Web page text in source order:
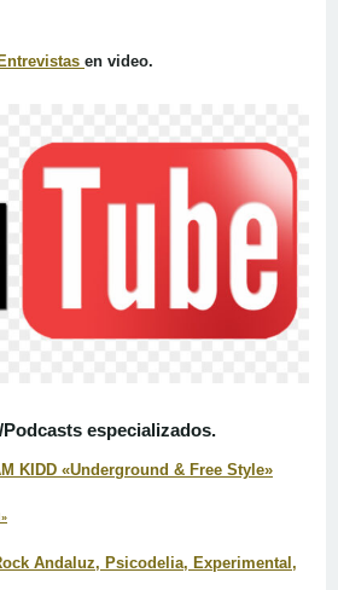
en video.
especializados.
KIDD «Underground & Free Style»
Andaluz, Psicodelia, Experimental,